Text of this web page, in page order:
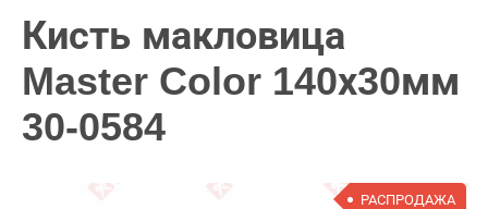
Кисть макловица
Master Color 140х30мм
30-0584
РАСПРОДАЖА